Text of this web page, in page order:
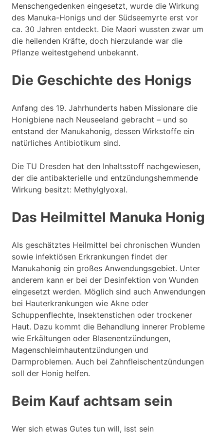
Menschengedenken eingesetzt, wurde die Wirkung
des Manuka-Honigs und der Südseemyrte erst vor
ca. 30 Jahren entdeckt. Die Maori wussten zwar um
die heilenden Kräfte, doch hierzulande war die
Pflanze weitestgehend unbekannt.
Die Geschichte des Honigs
Anfang des 19. Jahrhunderts haben Missionare die
Honigbiene nach Neuseeland gebracht – und so
entstand der Manukahonig, dessen Wirkstoffe ein
natürliches Antibiotikum sind.
Die TU Dresden hat den Inhaltsstoff nachgewiesen,
der die antibakterielle und entzündungshemmende
Wirkung besitzt: Methylglyoxal.
Das Heilmittel Manuka Honig
Als geschätztes Heilmittel bei chronischen Wunden
sowie infektiösen Erkrankungen findet der
Manukahonig ein großes Anwendungsgebiet. Unter
anderem kann er bei der Desinfektion von Wunden
eingesetzt werden. Möglich sind auch Anwendungen
bei Hauterkrankungen wie Akne oder
Schuppenflechte, Insektenstichen oder trockener
Haut. Dazu kommt die Behandlung innerer Probleme
wie Erkältungen oder Blasenentzündungen,
Magenschleimhautentzündungen und
Darmproblemen. Auch bei Zahnfleischentzündungen
soll der Honig helfen.
Beim Kauf achtsam sein
Wer sich etwas Gutes tun will, isst sein